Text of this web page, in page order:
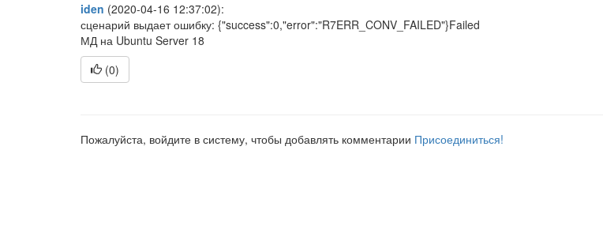
iden (2020-04-16 12:37:02):
сценарий выдает ошибку: {"success":0,"error":"R7ERR_CONV_FAILED"}Failed
МД на Ubuntu Server 18
(0)
Пожалуйста, войдите в систему, чтобы добавлять комментарии Присоединиться!